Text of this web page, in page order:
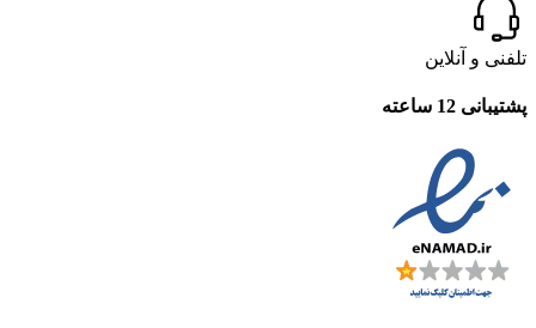
تلفنی و آنلاین
پشتیبانی 12 ساعته